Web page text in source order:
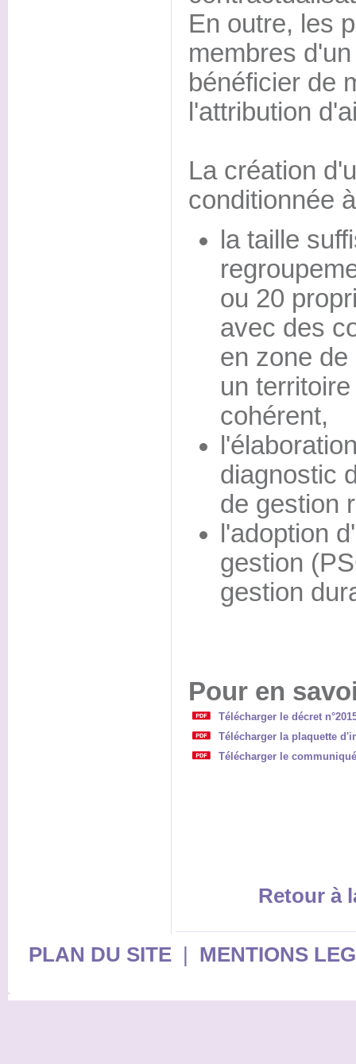
En outre, les
membres
bénéficier de
l'attribution
La création
conditionnée
la taille
ou 20
avec des
en zone
un
cohérent,
diagnostic
de gestion
l'adoption
gestion
gestion
Pour en
Télécharger le décret
Télécharger la plaquette
Télécharger le
Retour à
PLAN DU SITE| MENTIONS